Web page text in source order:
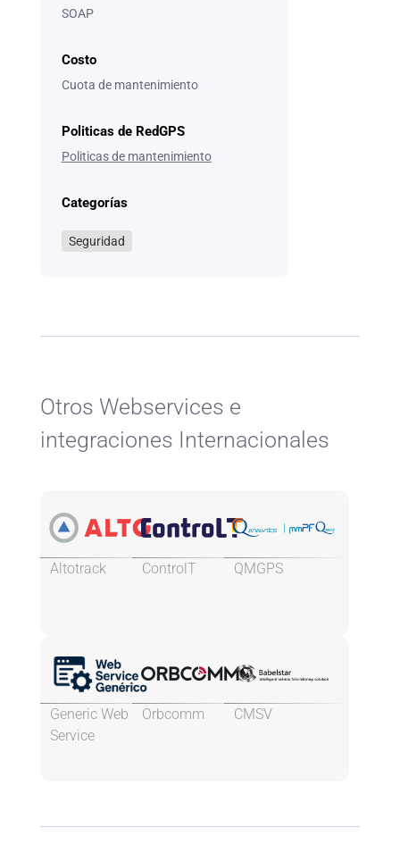
SOAP
Costo
Cuota de mantenimiento
Politicas de RedGPS
Politicas de mantenimiento
Categorías
Seguridad
Otros Webservices e
integraciones Internacionales
Altotrack ControlT QMGPS
Generic Web
Service
Orbcomm CMSV